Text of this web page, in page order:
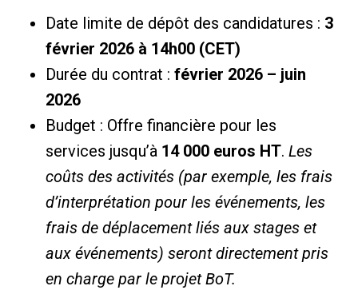
Date limite de dépôt des candidatures : 3
février 2026 à 14h00 (CET)
Durée du contrat : février 2026 – juin
2026
Budget : Offre financière pour les
services jusqu’à 14 000 euros HT. Les
coûts des activités (par exemple, les frais
d’interprétation pour les événements, les
frais de déplacement liés aux stages et
aux événements) seront directement pris
en charge par le projet BoT.